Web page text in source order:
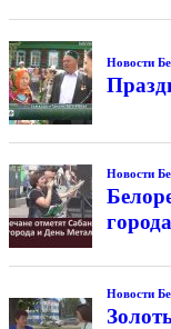
Новости
Новости
Новости